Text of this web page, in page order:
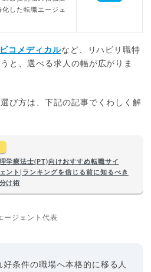
化した転職エージェ
コメディカルなど、リハビリ職特
と、選べる求人の幅が広がりま
び方は、下記の記事でくわしく解
学療法士(PT)向けおすすめ転職サイ
ント|ランキングを信じる前に知るべき
け術
ージェント代表
条件の職場へ本格的に移る人